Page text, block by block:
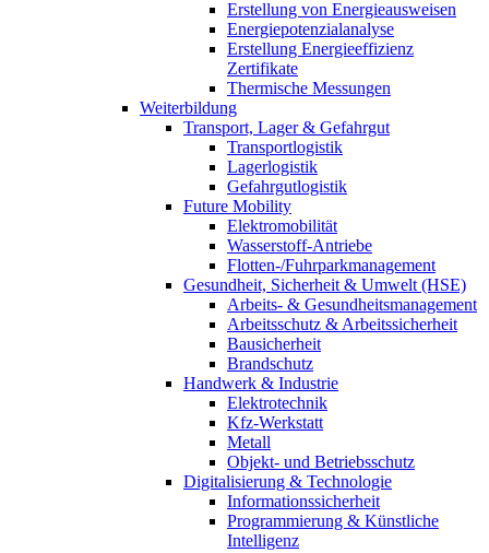
Erstellung von Energieausweisen
Energiepotenzialanalyse
Erstellung Energieeffizienz
Zertifikate
Thermische Messungen
Weiterbildung
Transport, Lager & Gefahrgut
Transportlogistik
Lagerlogistik
Gefahrgutlogistik
Future Mobility
Elektromobilität
Wasserstoff-Antriebe
Flotten-/Fuhrparkmanagement
Gesundheit, Sicherheit & Umwelt (HSE)
Arbeits- & Gesundheitsmanagement
Arbeitsschutz & Arbeitssicherheit
Bausicherheit
Brandschutz
Handwerk & Industrie
Elektrotechnik
Kfz-Werkstatt
Metall
Objekt- und Betriebsschutz
Digitalisierung & Technologie
Informationssicherheit
Programmierung & Künstliche
Intelligenz